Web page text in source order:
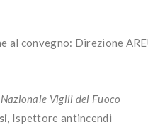
al convegno: Direzione
Vigili del Fuoco
, Ispettore antincendi